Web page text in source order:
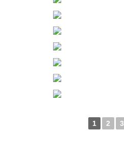
1 2 3